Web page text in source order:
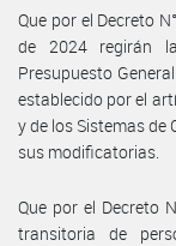
Que por el Decreto
de 2024 regirán
Presupuesto
establecido por el
y de los Sistemas de
sus modificatorias.
Que por el Decreto
transitoria de